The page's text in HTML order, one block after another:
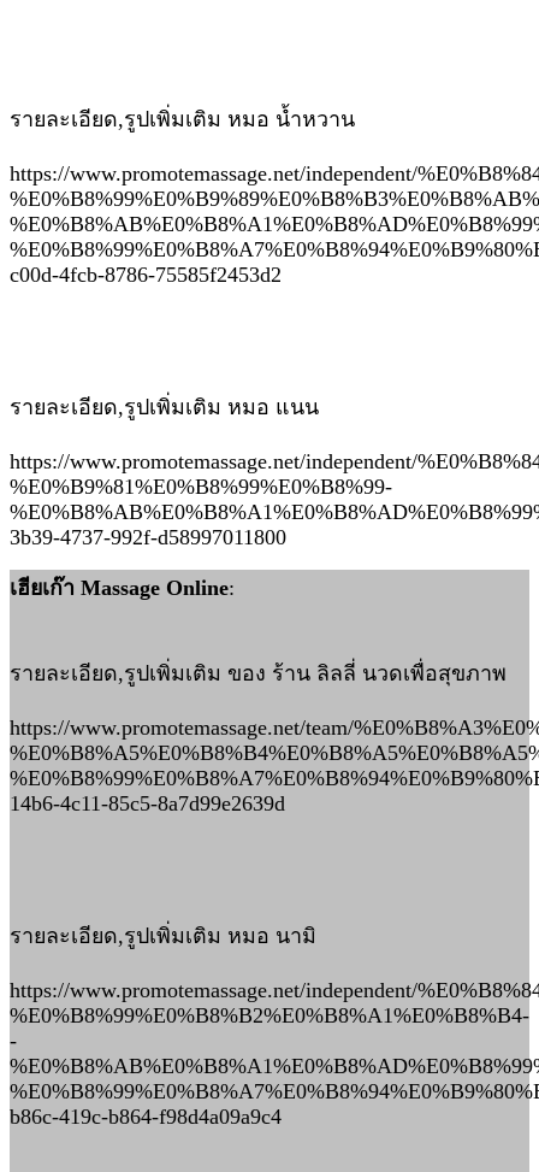
รายละเอียด,รูปเพิ่มเติม หมอ น้ำหวาน
https://www.promotemassage.net/independent/
c00d-4fcb-8786-75585f2453d2
รายละเอียด,รูปเพิ่มเติม หมอ แนน
https://www.promotemassage.net/independent/
%E0%B9%81%E0%B8%99%E0%B8%99-
3b39-4737-992f-d58997011800
เฮียเก๊า Massage Online:
รายละเอียด,รูปเพิ่มเติม ของ ร้าน ลิลลี่ นวดเพื่อสุขภาพ
https://www.promotemassage.net/team/
14b6-4c11-85c5-8a7d99e2639d
รายละเอียด,รูปเพิ่มเติม หมอ นามิ
https://www.promotemassage.net/independent/
%E0%B8%99%E0%B8%B2%E0%B8%A1%E0%B8%B4-
-
b86c-419c-b864-f98d4a09a9c4